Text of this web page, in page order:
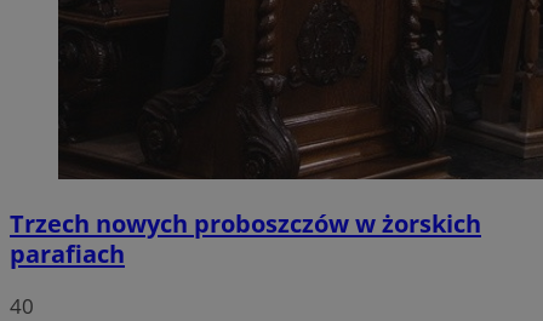
Trzech nowych proboszczów w żorskich
parafiach
40